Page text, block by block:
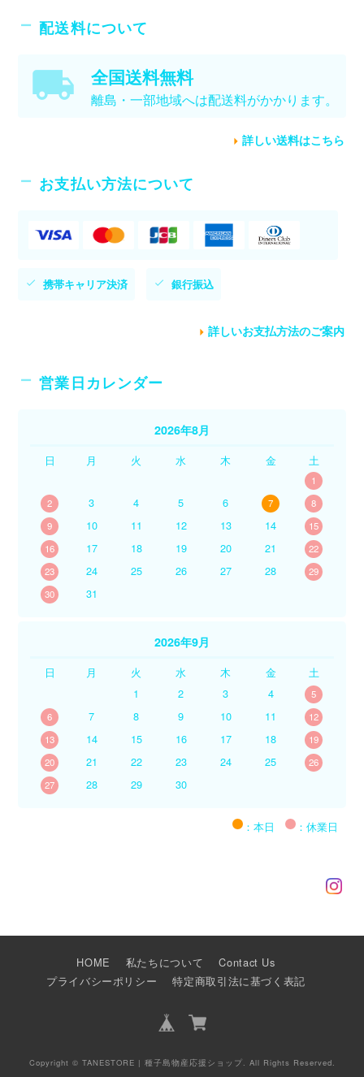
配送料について
全国送料無料
離島・一部地域へは配送料がかかります。
詳しい送料はこちら
お支払い方法について
携帯キャリア決済 銀行振込
詳しいお支払方法のご案内
営業日カレンダー
2026年8月
日 月 火 水 木 金 土
1
2
3 4 5 6 7
8
9
10 11 12 13 14
15
16
17 18 19 20 21
22
23
24 25 26 27 28
29
30
31
2026年9月
日 月 火 水 木 金
土
1
2 3 4
5
6
7 8 9 10 11
12
13
14 15 16 17 18
19
20
21 22 23 24 25
26
27
28 29 30
：本日 ：休業日
HOME 私たちについて
Contact Us
プライバシーポリシー
特定商取引法に基づく表記
Copyright © TANESTORE | 種子島物産応援ショップ. All Rights Reserved.